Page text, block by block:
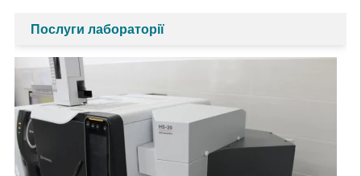
Послуги лабораторії